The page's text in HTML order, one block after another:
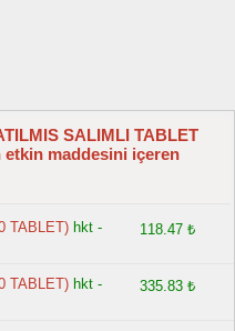
SALIMLI TABLET
maddesini içeren
TABLET) hkt -
118.47 ₺
TABLET) hkt -
335.83 ₺